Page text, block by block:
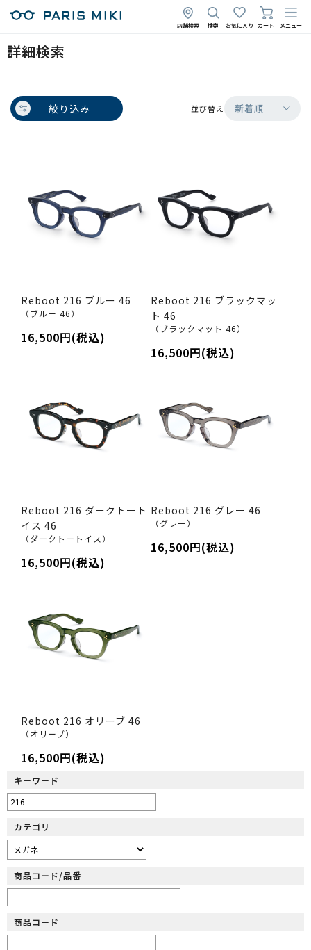
店舗検索 検索 お気に入り カート メニュー
詳細検索
絞り込み 並び替え 新着順
Reboot 216 ブルー 46
（ブルー 46）
16,500円(税込)
Reboot 216 ブラックマッ
ト 46
（ブラックマット 46）
16,500円(税込)
Reboot 216 ダークトート
イス 46
（ダークトートイス）
16,500円(税込)
Reboot 216 グレー 46
（グレー）
16,500円(税込)
Reboot 216 オリーブ 46
（オリーブ）
16,500円(税込)
キーワード
カテゴリ
商品コード/品番
商品コード